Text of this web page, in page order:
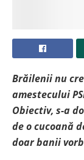
Brăilenii nu
amestecului
Obiectiv, s-a
de o cucoană
doar banii